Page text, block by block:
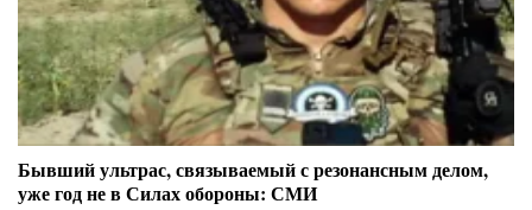
Бывший ультрас, связываемый с резонансным делом,
уже год не в Силах обороны: СМИ